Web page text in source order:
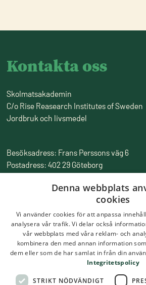
Kontakta oss
Skolmatsakademin
C/o Rise Reasearch Institutes of Sweden
Jordbruk och livsmedel
Besöksadress: Frans Perssons väg 6
Postadress: 402 29 Göteborg
010-516 50 00
Denna webbplats
cookies
Vi använder cookies för att anpassa
analysera vår trafik. Vi delar också
vår webbplats med våra reklam- och
kombinera den med annan information
dem eller som de har samlat in från din
Integritetspolicy
STRIKT NÖDVÄNDIGT